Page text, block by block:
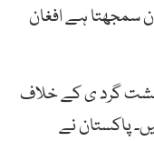
سمجھتا ہے افغان
گرد ی کے خلاف
کیں۔ پاکستان نے